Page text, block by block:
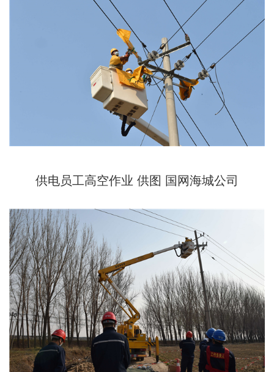
供电员工高空作业 供图 国网海城公司